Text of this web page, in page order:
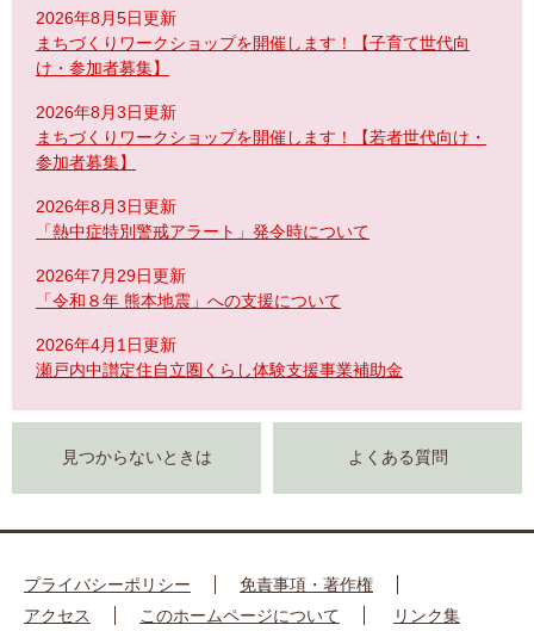
2026年8月5日更新
まちづくりワークショップを開催します！【子育て世代向
け・参加者募集】
2026年8月3日更新
まちづくりワークショップを開催します！【若者世代向け・
参加者募集】
2026年8月3日更新
「熱中症特別警戒アラート」発令時について
2026年7月29日更新
「令和８年 熊本地震」への支援について
2026年4月1日更新
瀬戸内中讃定住自立圏くらし体験支援事業補助金
見つからないときは よくある質問
プライバシーポリシー
免責事項・著作権
アクセス
このホームページについて リンク集